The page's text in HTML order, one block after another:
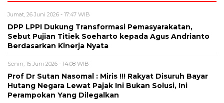
Jumat, 26 Juni 2026 - 17:47 WIB
DPP LPPI Dukung Transformasi Pemasyarakatan,
Sebut Pujian Titiek Soeharto kepada Agus Andrianto
Berdasarkan Kinerja Nyata
Senin, 15 Juni 2026 - 14:08 WIB
Prof Dr Sutan Nasomal : Miris !!! Rakyat Disuruh Bayar
Hutang Negara Lewat Pajak Ini Bukan Solusi, Ini
Perampokan Yang Dilegalkan